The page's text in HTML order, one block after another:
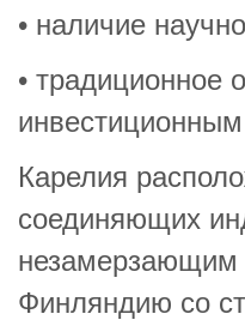
• наличие
• традиционное
Карелия
соединяющих
незамерзающим
Финляндию со